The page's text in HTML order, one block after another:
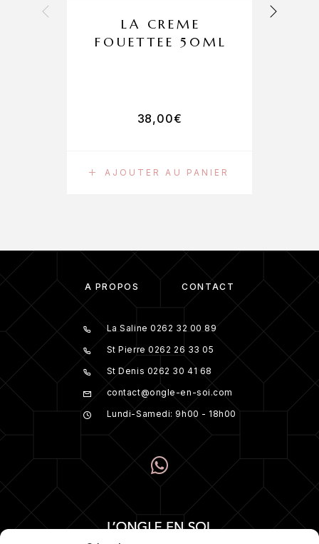
AJOUTER AU PANIER
LA CREME
FOUETTEE 50ML
38,00€
À PROPOS CONTACT
La Saline 0262 32 00 89
St Pierre 0262 26 33 05
St Denis 0262 30 41 68
contact@ongle-en-soi.com
Lundi-Samedi: 9h00 - 18h00